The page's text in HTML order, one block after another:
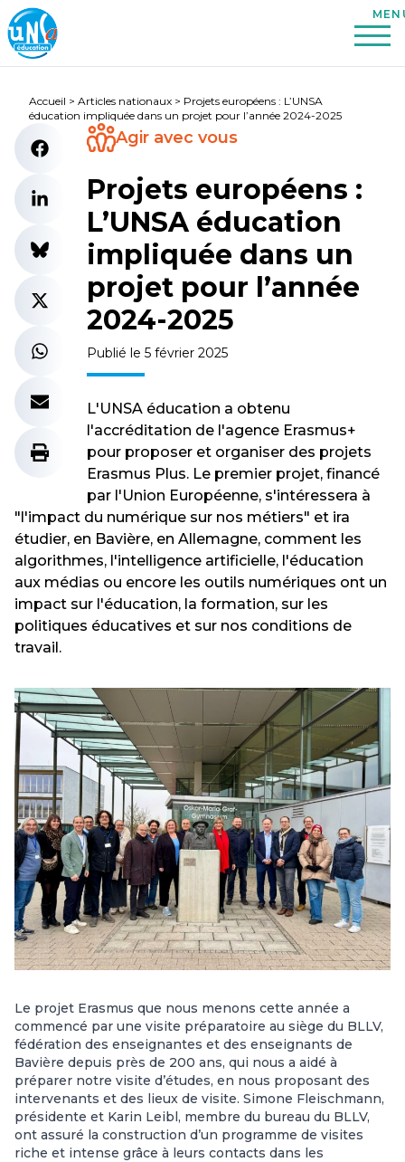
Accueil > Articles nationaux > Projets européens : L’UNSA
éducation impliquée dans un projet pour l’année 2024-2025
Agir avec vous
Projets européens :
L’UNSA éducation
impliquée dans un
projet pour l’année
2024-2025
Publié le 5 février 2025
L'UNSA éducation a obtenu
l'accréditation de l'agence Erasmus+
pour proposer et organiser des projets
Erasmus Plus. Le premier projet, financé
par l'Union Européenne, s'intéressera à
"l'impact du numérique sur nos métiers" et ira
étudier, en Bavière, en Allemagne, comment les
algorithmes, l'intelligence artificielle, l'éducation
aux médias ou encore les outils numériques ont un
impact sur l'éducation, la formation, sur les
politiques éducatives et sur nos conditions de
travail.
Le projet Erasmus que nous menons cette année a
commencé par une visite préparatoire au siège du BLLV,
fédération des enseignantes et des enseignants de
Bavière depuis près de 200 ans, qui nous a aidé à
préparer notre visite d’études, en nous proposant des
intervenants et des lieux de visite. Simone Fleischmann,
présidente et Karin Leibl, membre du bureau du BLLV,
ont assuré la construction d’un programme de visites
riche et intense grâce à leurs contacts dans les